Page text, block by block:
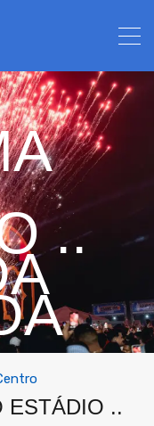
..
ESTÁDIO ..